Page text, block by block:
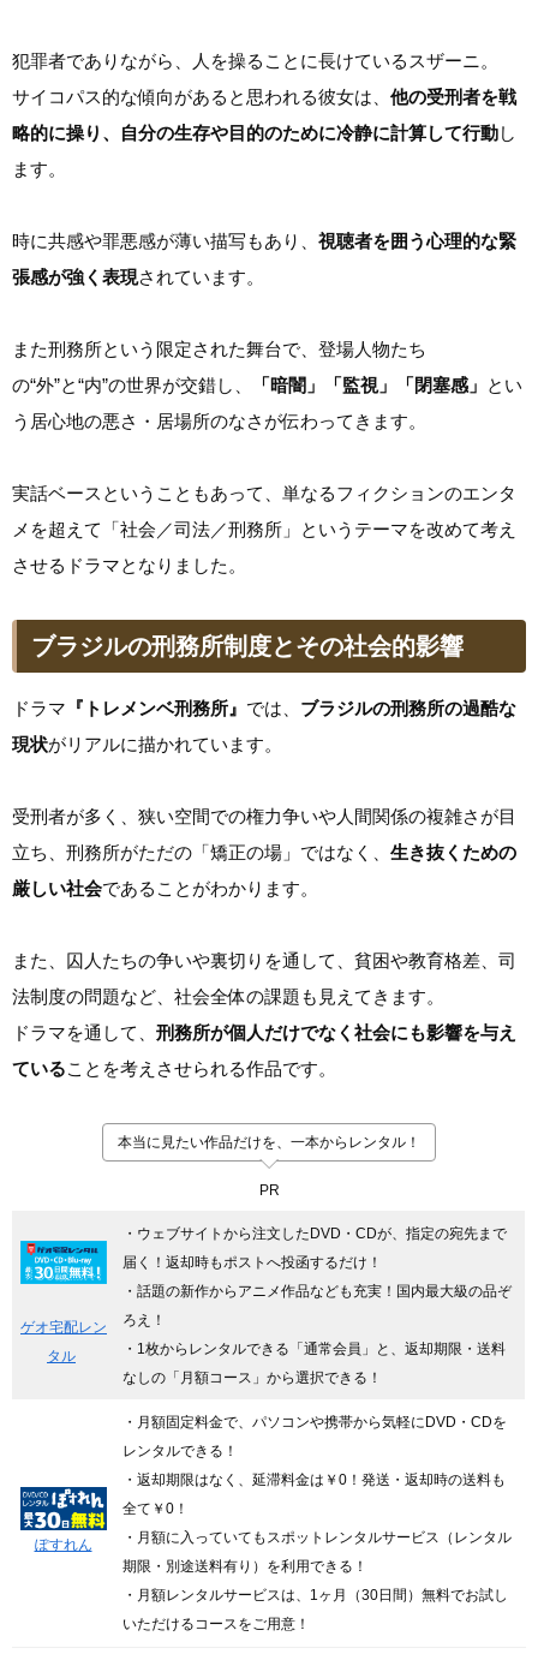
犯罪者でありながら、人を操ることに長けているスザーニ。
サイコパス的な傾向があると思われる彼女は、 他の受刑者を戦
略的に操り、自分の生存や目的のために冷静に計算して行動し
ます。
時に共感や罪悪感が薄い描写もあり、 視聴者を囲う心理的な緊
張感が強く表現されています。
また刑務所という限定された舞台で、登場人物たち
の“外”と“内”の世界が交錯し、
「暗闇」「監視」「閉塞感」 とい
う居心地の悪さ・居場所のなさが伝わってきます。
実話ベースということもあって、単なるフィクションのエンタ
メを超えて「社会／司法／刑務所」というテーマを改めて考え
させるドラマとなりました。
ブラジルの刑務所制度とその社会的影響
ドラマ 『トレメンベ刑務所』 では、 ブラジルの刑務所の過酷な
現状がリアルに描かれています。
受刑者が多く、狭い空間での権力争いや人間関係の複雑さが目
立ち、刑務所がただの「矯正の場」ではなく、 生き抜くための
厳しい社会であることがわかります。
また、囚人たちの争いや裏切りを通して、貧困や教育格差、司
法制度の問題など、社会全体の課題も見えてきます。
ドラマを通して、 刑務所が個人だけでなく社会にも影響を与え
ていることを考えさせられる作品です。
本当に見たい作品だけを、一本からレンタル！
PR
ゲオ宅配レン
タル
・ウェブサイトから注文したDVD・CDが、指定の宛先まで
届く！返却時もポストへ投函するだけ！
・話題の新作からアニメ作品なども充実！国内最大級の品ぞ
ろえ！
・1枚からレンタルできる「通常会員」と、返却期限・送料
なしの「月額コース」から選択できる！
ぽすれん
・月額固定料金で、パソコンや携帯から気軽にDVD・CDを
レンタルできる！
・返却期限はなく、延滞料金は￥0！発送・返却時の送料も
全て￥0！
・月額に入っていてもスポットレンタルサービス（レンタル
期限・別途送料有り）を利用できる！
・月額レンタルサービスは、1ヶ月（30日間）無料でお試し
いただけるコースをご用意！